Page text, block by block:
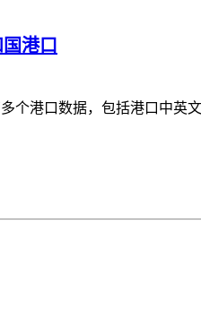
港口
个港口数据，包括港口中英